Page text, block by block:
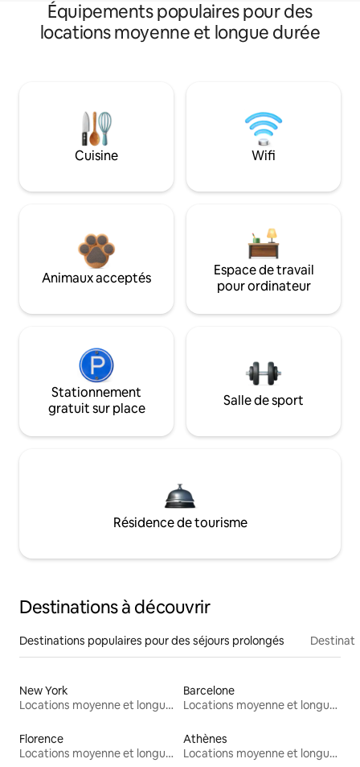
Équipements populaires pour des
locations moyenne et longue durée
Cuisine Wifi
Animaux acceptés
Espace de travail
pour ordinateur
Stationnement
gratuit sur place
Salle de sport
Résidence de tourisme
Destinations à découvrir
Destinations populaires pour des séjours prolongés
New York
Locations moyenne et longue durée
Barcelone
Locations moyenne et longue durée
Florence
Locations moyenne et longue durée
Athènes
Locations moyenne et longue durée